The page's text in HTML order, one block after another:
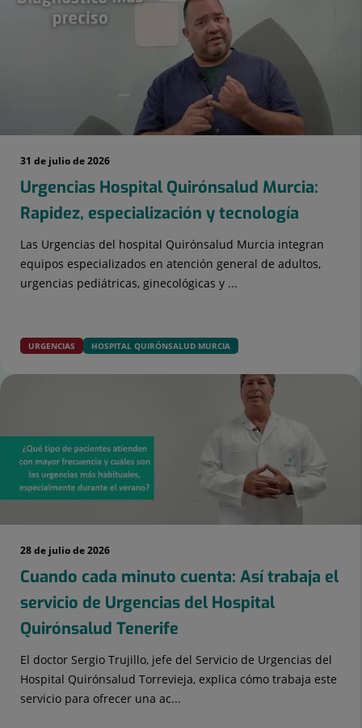
31 de julio de 2026
Urgencias Hospital Quirónsalud Murcia:
Rapidez, especialización y tecnología
Las Urgencias del hospital Quirónsalud Murcia integran
equipos especializados en atención general de adultos,
urgencias pediátricas, ginecológicas y ...
URGENCIAS HOSPITAL QUIRÓNSALUD MURCIA
28 de julio de 2026
Cuando cada minuto cuenta: Así trabaja el
servicio de Urgencias del Hospital
Quirónsalud Tenerife
El doctor Sergio Trujillo, jefe del Servicio de Urgencias del
Hospital Quirónsalud Torrevieja, explica cómo trabaja este
servicio para ofrecer una ac...